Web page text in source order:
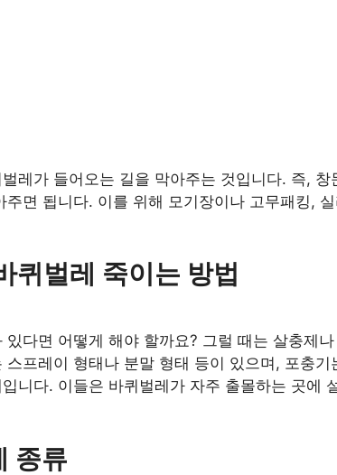
레가 들어오는 길을 막아주는 것입니다. 즉, 창
면 됩니다. 이를 위해 모기장이나 고무패킹,
퀴벌레 죽이는 방법
다면 어떻게 해야 할까요? 그럴 때는 살충제나
프레이 형태나 분말 형태 등이 있으며, 포충기
니다. 이들은 바퀴벌레가 자주 출몰하는 곳에
종류